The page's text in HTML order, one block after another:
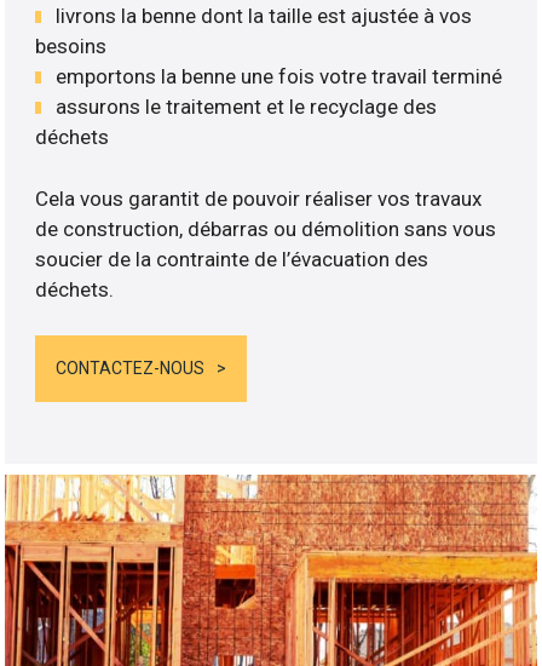
livrons la benne dont la taille est ajustée à vos
besoins
emportons la benne une fois votre travail terminé
assurons le traitement et le recyclage des
déchets
Cela vous garantit de pouvoir réaliser vos travaux
de construction, débarras ou démolition sans vous
soucier de la contrainte de l’évacuation des
déchets.
CONTACTEZ-NOUS